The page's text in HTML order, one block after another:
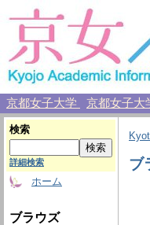
京都女子大学 京都女子大
検索
詳細検索
ホーム
ブラウズ
ブ